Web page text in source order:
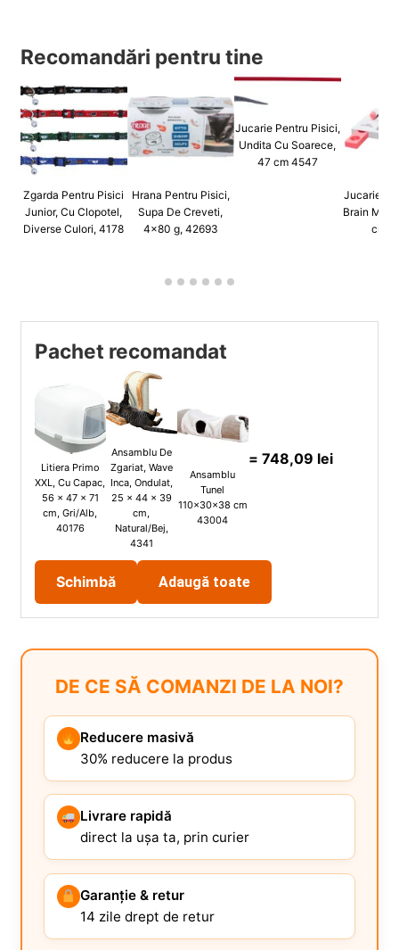
Recomandări pentru tine
Zgarda Pentru Pisici
Junior, Cu Clopotel,
Diverse Culori, 4178
Hrana Pentru Pisici,
Supa De Creveti,
4x80 g, 42693
Jucarie Pentru Pisici,
Undita Cu Soarece,
47 cm 4547
Jucarie
Brain
cm,
Pachet recomandat
Litiera Primo
XXL, Cu Capac,
56 x 47 x 71
cm, Gri/Alb,
40176
Ansamblu De
Zgariat, Wave
Inca, Ondulat,
25 x 44 x 39
cm,
Natural/Bej,
4341
Ansamblu
Tunel
110x30x38 cm
43004
= 748,09 lei
Schimbă Adaugă toate
DE CE SĂ COMANZI DE LA NOI?
Reducere masivă
30% reducere la produs
Livrare rapidă
direct la ușa ta, prin curier
Garanție & retur
14 zile drept de retur